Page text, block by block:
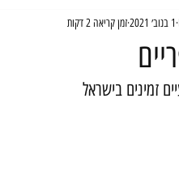
1 בנוב׳ 2021 זמן קריאה 2 דקות
זמינים בישראל